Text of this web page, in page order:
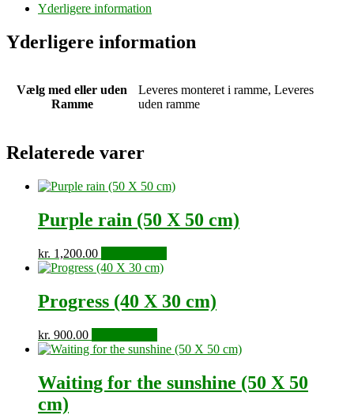
Yderligere information
Yderligere information
Vælg med eller uden
Ramme
Leveres monteret i ramme, Leveres
uden ramme
Relaterede varer
Purple rain (50 X 50 cm)
kr. 1,200.00
Progress (40 X 30 cm)
kr. 900.00
Waiting for the sunshine (50 X 50
cm)